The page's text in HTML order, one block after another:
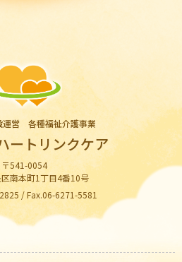
運営 各種福祉介護事業
ートリンクケア
〒541-0054
南本町1丁目4番10号
/ Fax.06-6271-5581